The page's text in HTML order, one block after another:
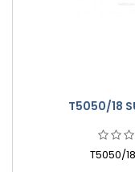
T5050/18
T5050/